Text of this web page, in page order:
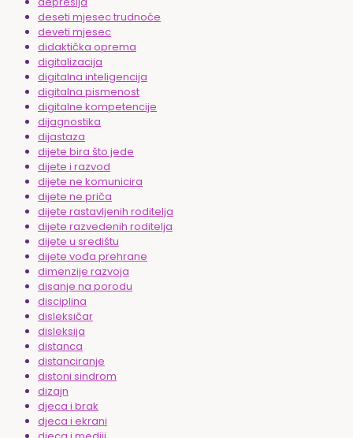
deseti mjesec trudnoće
deveti mjesec
didaktička oprema
digitalizacija
digitalna inteligencija
digitalna pismenost
digitalne kompetencije
dijagnostika
dijastaza
dijete bira što jede
dijete i razvod
dijete ne komunicira
dijete ne priča
dijete rastavljenih roditelja
dijete razvedenih roditelja
dijete u središtu
dijete vođa prehrane
dimenzije razvoja
disanje na porodu
disciplina
disleksičar
disleksija
distanca
distanciranje
distoni sindrom
dizajn
djeca i brak
djeca i ekrani